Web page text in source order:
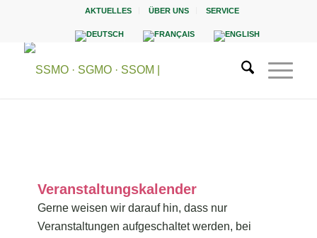
AKTUELLES ÜBER UNS SERVICE
Veranstaltungskalender
Gerne weisen wir darauf hin, dass nur
Veranstaltungen aufgeschaltet werden, bei